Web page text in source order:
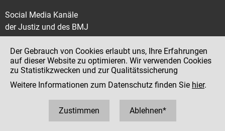
Social Media Kanäle
der Justiz und des BMJ
Impressum
Datenschutz
Hinweisgeber:innenplattform (für Mitarbeiter:innen)
Der Gebrauch von Cookies erlaubt uns, Ihre Erfahrungen
auf dieser Website zu optimieren. Wir verwenden Cookies
zu Statistikzwecken und zur Qualitätssicherung
Weitere Informationen zum Datenschutz finden Sie hier.
Zustimmen Ablehnen*